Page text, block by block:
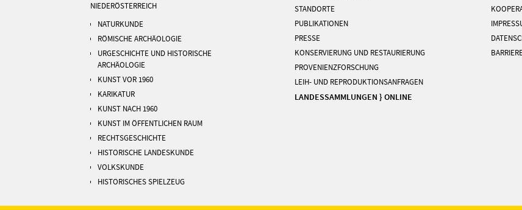
NIEDERÖSTERREICH
NATURKUNDE
RÖMISCHE ARCHÄOLOGIE
URGESCHICHTE UND HISTORISCHE
ARCHÄOLOGIE
KUNST VOR 1960
KARIKATUR
KUNST NACH 1960
KUNST IM ÖFFENTLICHEN RAUM
RECHTSGESCHICHTE
HISTORISCHE LANDESKUNDE
VOLKSKUNDE
HISTORISCHES SPIELZEUG
STANDORTE
PUBLIKATIONEN
PRESSE
KONSERVIERUNG UND RESTAURIERUNG
PROVENIENZFORSCHUNG
LEIH- UND REPRODUKTIONSANFRAGEN
LANDESSAMMLUNGEN } ONLINE